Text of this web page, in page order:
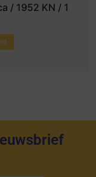
/ 1952 KN / 1